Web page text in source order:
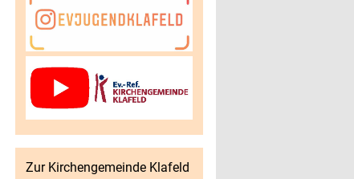
Zur Kirchengemeinde Klafeld